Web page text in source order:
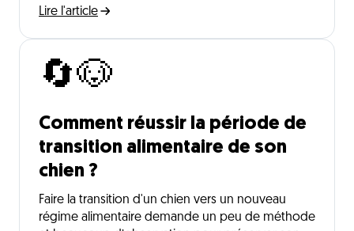
Lire l'article
🔄🐶
Comment réussir la période de
transition alimentaire de son
chien ?
Faire la transition d'un chien vers un nouveau
régime alimentaire demande un peu de méthode